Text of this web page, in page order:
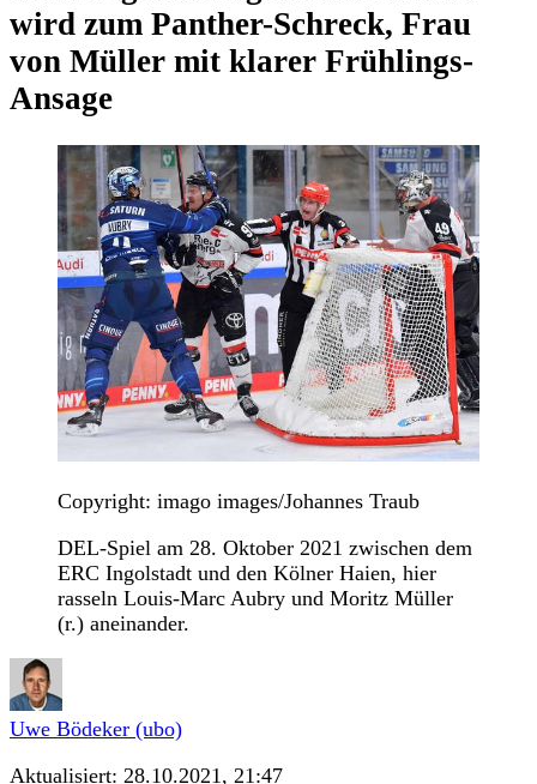
wird zum Panther-Schreck, Frau
von Müller mit klarer Frühlings-
Ansage
Copyright: imago images/Johannes Traub
DEL-Spiel am 28. Oktober 2021 zwischen dem
ERC Ingolstadt und den Kölner Haien, hier
rasseln Louis-Marc Aubry und Moritz Müller
(r.) aneinander.
Uwe Bödeker (ubo)
Aktualisiert: 28.10.2021, 21:47